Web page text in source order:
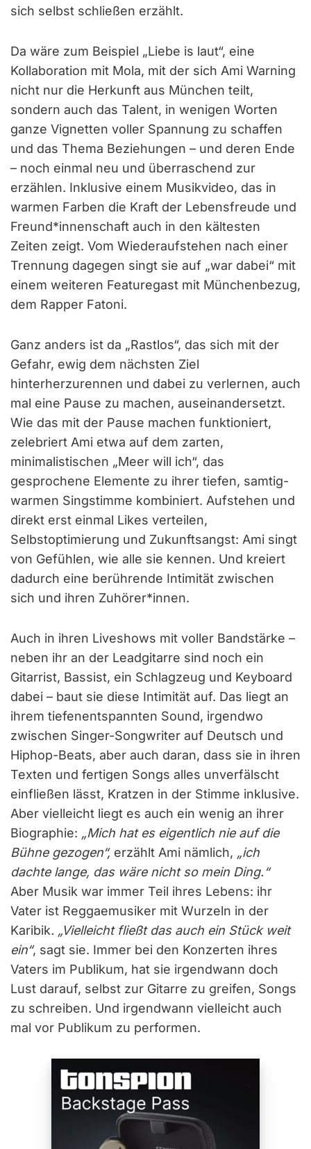
sich selbst schließen erzählt.
Da wäre zum Beispiel „Liebe is laut“, eine
Kollaboration mit Mola, mit der sich Ami Warning
nicht nur die Herkunft aus München teilt,
sondern auch das Talent, in wenigen Worten
ganze Vignetten voller Spannung zu schaffen
und das Thema Beziehungen – und deren Ende
– noch einmal neu und überraschend zur
erzählen. Inklusive einem Musikvideo, das in
warmen Farben die Kraft der Lebensfreude und
Freund*innenschaft auch in den kältesten
Zeiten zeigt. Vom Wiederaufstehen nach einer
Trennung dagegen singt sie auf „war dabei“ mit
einem weiteren Featuregast mit Münchenbezug,
dem Rapper Fatoni.
Ganz anders ist da „Rastlos“, das sich mit der
Gefahr, ewig dem nächsten Ziel
hinterherzurennen und dabei zu verlernen, auch
mal eine Pause zu machen, auseinandersetzt.
Wie das mit der Pause machen funktioniert,
zelebriert Ami etwa auf dem zarten,
minimalistischen „Meer will ich“, das
gesprochene Elemente zu ihrer tiefen, samtig-
warmen Singstimme kombiniert. Aufstehen und
direkt erst einmal Likes verteilen,
Selbstoptimierung und Zukunftsangst: Ami singt
von Gefühlen, wie alle sie kennen. Und kreiert
dadurch eine berührende Intimität zwischen
sich und ihren Zuhörer*innen.
Auch in ihren Liveshows mit voller Bandstärke –
neben ihr an der Leadgitarre sind noch ein
Gitarrist, Bassist, ein Schlagzeug und Keyboard
dabei – baut sie diese Intimität auf. Das liegt an
ihrem tiefenentspannten Sound, irgendwo
zwischen Singer-Songwriter auf Deutsch und
Hiphop-Beats, aber auch daran, dass sie in ihren
Texten und fertigen Songs alles unverfälscht
einfließen lässt, Kratzen in der Stimme inklusive.
Aber vielleicht liegt es auch ein wenig an ihrer
Biographie: „Mich hat es eigentlich nie auf die
Bühne gezogen“, erzählt Ami nämlich, „ich
dachte lange, das wäre nicht so mein Ding.“
Aber Musik war immer Teil ihres Lebens: ihr
Vater ist Reggaemusiker mit Wurzeln in der
Karibik. „Vielleicht fließt das auch ein Stück weit
ein“, sagt sie. Immer bei den Konzerten ihres
Vaters im Publikum, hat sie irgendwann doch
Lust darauf, selbst zur Gitarre zu greifen, Songs
zu schreiben. Und irgendwann vielleicht auch
mal vor Publikum zu performen.